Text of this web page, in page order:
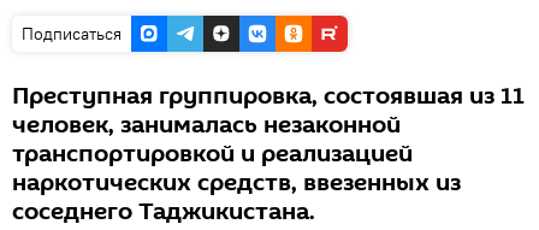
Подписаться
Преступная группировка, состоявшая из 11
человек, занималась незаконной
транспортировкой и реализацией
наркотических средств, ввезенных из
соседнего Таджикистана.